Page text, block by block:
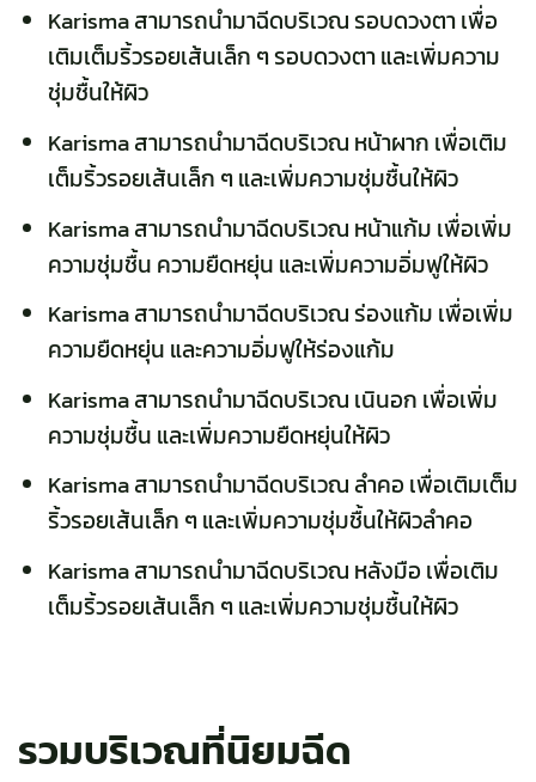
Karisma สามารถนำมาฉีดบริเวณ รอบดวงตา เพื่อ
เติมเต็มริ้วรอยเส้นเล็ก ๆ รอบดวงตา และเพิ่มความ
ชุ่มชื้นให้ผิว
Karisma สามารถนำมาฉีดบริเวณ หน้าผาก เพื่อเติม
เต็มริ้วรอยเส้นเล็ก ๆ และเพิ่มความชุ่มชื้นให้ผิว
Karisma สามารถนำมาฉีดบริเวณ หน้าแก้ม เพื่อเพิ่ม
ความชุ่มชื้น ความยืดหยุ่น และเพิ่มความอิ่มฟูให้ผิว
Karisma สามารถนำมาฉีดบริเวณ ร่องแก้ม เพื่อเพิ่ม
ความยืดหยุ่น และความอิ่มฟูให้ร่องแก้ม
Karisma สามารถนำมาฉีดบริเวณ เนินอก เพื่อเพิ่ม
ความชุ่มชื้น และเพิ่มความยืดหยุ่นให้ผิว
Karisma สามารถนำมาฉีดบริเวณ ลำคอ เพื่อเติมเต็ม
ริ้วรอยเส้นเล็ก ๆ และเพิ่มความชุ่มชื้นให้ผิวลำคอ
Karisma สามารถนำมาฉีดบริเวณ หลังมือ เพื่อเติม
เต็มริ้วรอยเส้นเล็ก ๆ และเพิ่มความชุ่มชื้นให้ผิว
รวมบริเวณที่นิยมฉีด